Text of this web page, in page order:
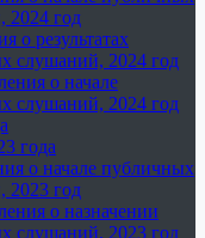
2024 год
о результатах
слушаний, 2024 год
о начале
слушаний, 2024 год
года
о начале публичных
2023 год
о назначении
слушаний, 2023 год